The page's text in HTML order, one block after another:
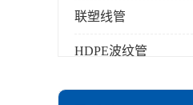
联塑线管
HDPE波纹管